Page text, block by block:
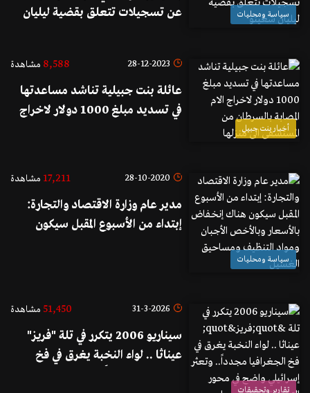
سياسة ومحليات
عن تسجيلات تتعلق بقضية ليليان
أخبار بنت جبيل
28-12-2023
8,588 مشاهدة
عائلة بنت جبيلية تناشد مساعدتها
في تسديد مبلغ 1000 دولار لاخراج
سياسة ومحليات
28-10-2020
17,211 مشاهدة
مدير عام وزارة الاقتصاد والتجارة:
إبتداء من الأسبوع المقبل سيكون
تقارير وتحقيقات
31-3-2026
51,450 مشاهدة
سيناريو 2006 يتكرر في تلة "فريز"
عيناثا .. لواء النخبة يغرق في فخ